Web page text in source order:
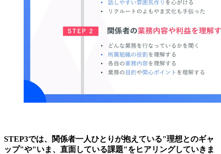
STEP3では、関係者一人ひとりが抱えている"理想とのギャ
ップ"や"いま、直面している課題"をヒアリングしていきま